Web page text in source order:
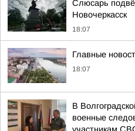
Слюсарь
Новочеркасск
18:07
Главные
18:07
В
военные